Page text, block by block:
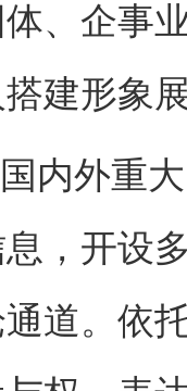
、企事
建形象
外重大
，开设
道。依